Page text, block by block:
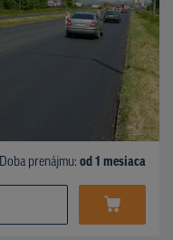
Doba prenájmu: od 1 mesiaca